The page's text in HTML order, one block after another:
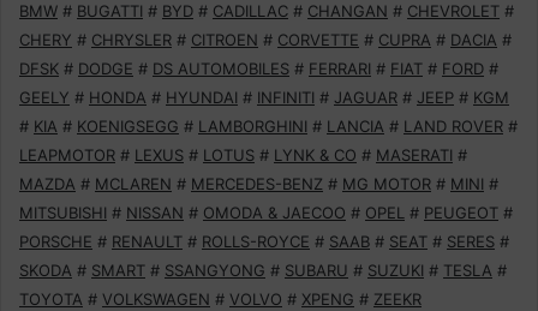
BMW # BUGATTI # BYD # CADILLAC # CHANGAN # CHEVROLET #
CHERY # CHRYSLER # CITROEN # CORVETTE # CUPRA # DACIA #
DFSK # DODGE # DS AUTOMOBILES # FERRARI # FIAT # FORD #
GEELY # HONDA # HYUNDAI # INFINITI # JAGUAR # JEEP # KGM
# KIA # KOENIGSEGG # LAMBORGHINI # LANCIA # LAND ROVER #
LEAPMOTOR # LEXUS # LOTUS # LYNK & CO # MASERATI #
MAZDA # MCLAREN # MERCEDES-BENZ # MG MOTOR # MINI #
MITSUBISHI # NISSAN # OMODA & JAECOO # OPEL # PEUGEOT #
PORSCHE # RENAULT # ROLLS-ROYCE # SAAB # SEAT # SERES #
SKODA # SMART # SSANGYONG # SUBARU # SUZUKI # TESLA #
TOYOTA # VOLKSWAGEN # VOLVO # XPENG # ZEEKR